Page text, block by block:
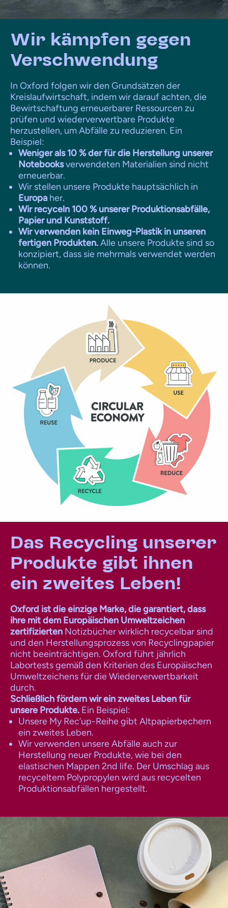
Wir kämpfen gegen
Verschwendung
In Oxford folgen wir den Grundsätzen der
Kreislaufwirtschaft, indem wir darauf achten, die
Bewirtschaftung erneuerbarer Ressourcen zu
prüfen und wiederverwertbare Produkte
herzustellen, um Abfälle zu reduzieren. Ein
Beispiel:
Weniger als 10 % der für die Herstellung unserer
Notebooksverwendeten Materialien sind nicht
erneuerbar.
Wir stellen unsere Produkte hauptsächlich in
Europa her.
Wir recyceln 100 % unserer Produktionsabfälle,
Papier und Kunststoff.
Wir verwenden kein Einweg-Plastik in unseren
fertigen Produkten.Alle unsere Produkte sind so
konzipiert, dass sie mehrmals verwendet werden
können.
Das Recycling unserer
Produkte gibt ihnen
ein zweites Leben!
Oxford ist die einzige Marke, die garantiert, dass
ihre mit dem Europäischen Umweltzeichen
zertifizierten Notizbücher wirklich recycelbar sind
und den Herstellungsprozess von Recyclingpapier
nicht beeinträchtigen. Oxford führt jährlich
Labortests gemäß den Kriterien des Europäischen
Umweltzeichens für die Wiederverwertbarkeit
durch.
Schließlich fördern wir ein zweites Leben für
unsere Produkte. Ein Beispiel:
Unsere My Rec’up-Reihe gibt Altpapierbechern
ein zweites Leben.
Wir verwenden unsere Abfälle auch zur
Herstellung neuer Produkte, wie bei den
elastischen Mappen 2nd life. Der Umschlag aus
recyceltem Polypropylen wird aus recycelten
Produktionsabfällen hergestellt.